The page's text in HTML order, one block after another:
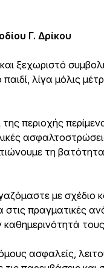
Γ. Δρίκου
ξεχωριστό
λίγα μόλις
της περιοχής
τη
με σχέδιο
πραγματικές
ασφαλείς,